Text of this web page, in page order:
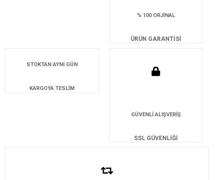
% 100 ORJİNAL
ÜRÜN GARANTİSİ
STOKTAN AYNI GÜN
KARGOYA TESLİM
GÜVENLİ ALIŞVERİŞ
SSL GÜVENLİĞİ